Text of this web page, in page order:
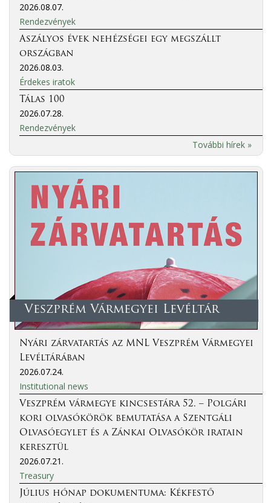
2026.08.07.
Rendezvények
Aszályos évek nehézségei egy megszállt
országban
2026.08.03.
Érdekes iratok
Tálas 100
2026.07.28.
Rendezvények
További hírek »
Veszprém Vármegyei Levéltár
Nyári zárvatartás az MNL Veszprém Vármegyei
Levéltárában
2026.07.24.
Institutional news
Veszprém vármegye kincsestára 52. – Polgári
kori olvasókörök bemutatása a Szentgáli
Olvasóegylet és a Zánkai Olvasókör iratain
keresztül
2026.07.21.
Treasury
Július hónap dokumentuma: Kékfestő